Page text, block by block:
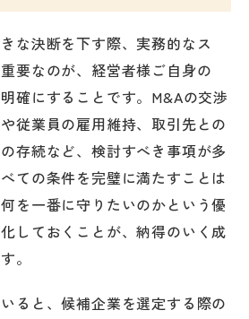
な決断を下す際、実務的なス
要なのが、経営者様ご自身の
確にすることです。M&Aの交渉
従業員の雇用維持、取引先との
存続など、検討すべき事項が多
ての条件を完璧に満たすことは
を一番に守りたいのかという優
しておくことが、納得のいく成
。
ると、候補企業を選定する際の